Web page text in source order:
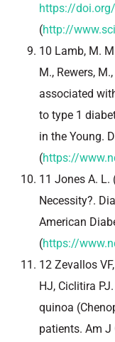
https://
(http://
10 Lamb, M.
M., Rewers,
associated
to type 1
in the Young.
(https://
11 Jones A. L.
Necessity?.
American
(https://
12 Zevallos
HJ, Ciclitira
quinoa
patients. Am J